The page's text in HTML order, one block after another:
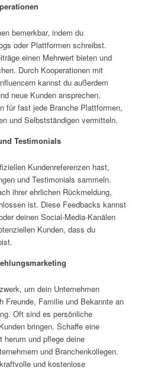
bemerkbar, indem du
oder Plattformen schreibst.
einen Mehrwert bieten und
Durch Kooperationen mit
kannst du außerdem
neue Kunden ansprechen.
für fast jede Branche Plattformen,
und Selbstständigen vermitteln.
Testimonials
Kundenreferenzen hast,
und Testimonials sammeln.
ihrer ehrlichen Rückmeldung,
ist. Diese Feedbacks kannst
deinen Social-Media-Kanälen
Kunden, dass du
um dein Unternehmen
Freunde, Familie und Bekannte an
Oft sind es persönliche
bringen. Schaffe eine
herum und pflege deine
und Branchenkollegen.
und kostenlose